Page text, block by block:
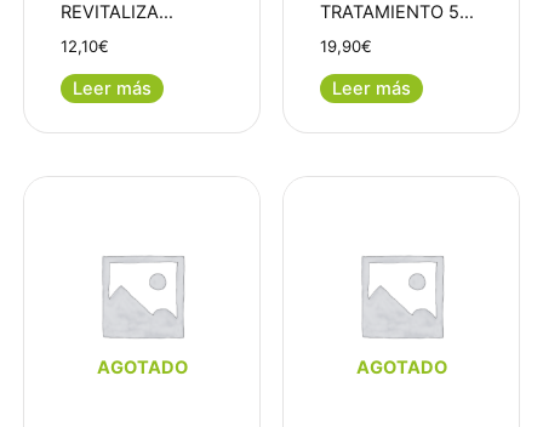
REVITALIZA…
12,10€
Leer más
TRATAMIENTO 5…
19,90€
Leer más
AGOTADO AGOTADO